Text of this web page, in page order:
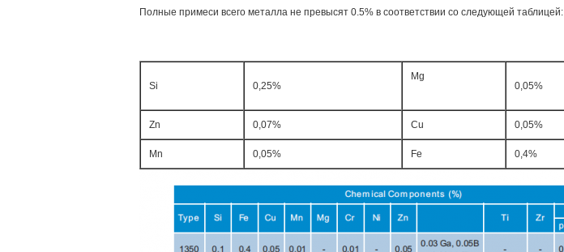
Полные примеси всего металла не превысят 0.5% в соответствии со следующей таблицей:
Si 0,25%
Mg
0,05%
Zn 0,07% Cu 0,05%
Mn 0,05% Fe 0,4%